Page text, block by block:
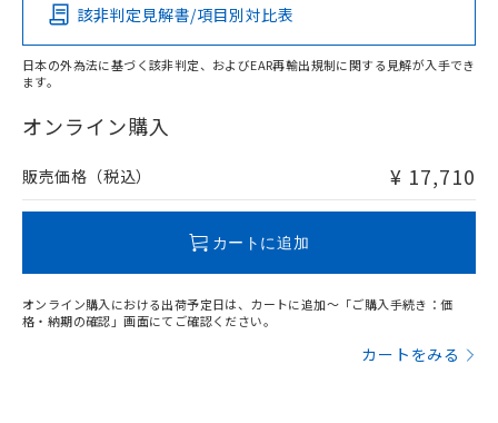
O
在庫等で未対応品が混在する可能性があります。
問い合わせください。
該非判定見解書/項目別対比表
日本の外為法に基づく該非判定、およびEAR再輸出規制に関する見解が入手でき
ます。
オンライン購入
販売価格（税込） ¥ 17,710
カートに追加
オンライン購入における出荷予定日は、カートに追加～「ご購入手続き：価
格・納期の確認」画面にてご確認ください。
カートをみる